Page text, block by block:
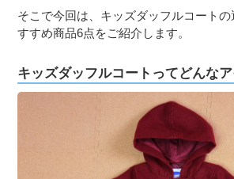
妊娠後期
子育て・育児
そこで今回は、キッズダッフルコート
すすめ商品6点をご紹介します。
キッズダッフルコートってどんなア